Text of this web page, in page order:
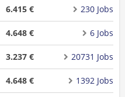
6.415 € 230 Jobs
4.648 € 6 Jobs
3.237 € 20731 Jobs
4.648 € 1392 Jobs